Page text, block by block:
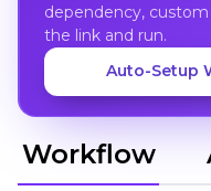
dependency,
the link and run.
Auto-Setup
Workflow